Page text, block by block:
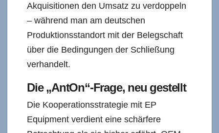
Akquisitionen den Umsatz zu verdoppeln
– während man am deutschen
Produktionsstandort mit der Belegschaft
über die Bedingungen der Schließung
verhandelt.
Die „AntOn“-Frage, neu gestellt
Die Kooperationsstrategie mit EP
Equipment verdient eine schärfere